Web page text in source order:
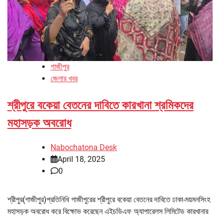
গাজীপুর
জেলার খবর
শ্রীপুরে বকেয়া বেতনের দাবিতে কারখানা শ্রমিকদের
মহাসড়ক অবরোধ
Nabochatona Desk
April 18, 2025
0
শ্রীপুর(গাজীপুর)প্রতিনিধি গাজীপুরের শ্রীপুরে বকেয়া বেতনের দাবিতে ঢাকা-ময়মনসিংহ
মহাসড়ক অবরোধ করে বিক্ষোভ করেছেন এইচডিএফ অ্যাপারেলস লিমিটেড কারখানার